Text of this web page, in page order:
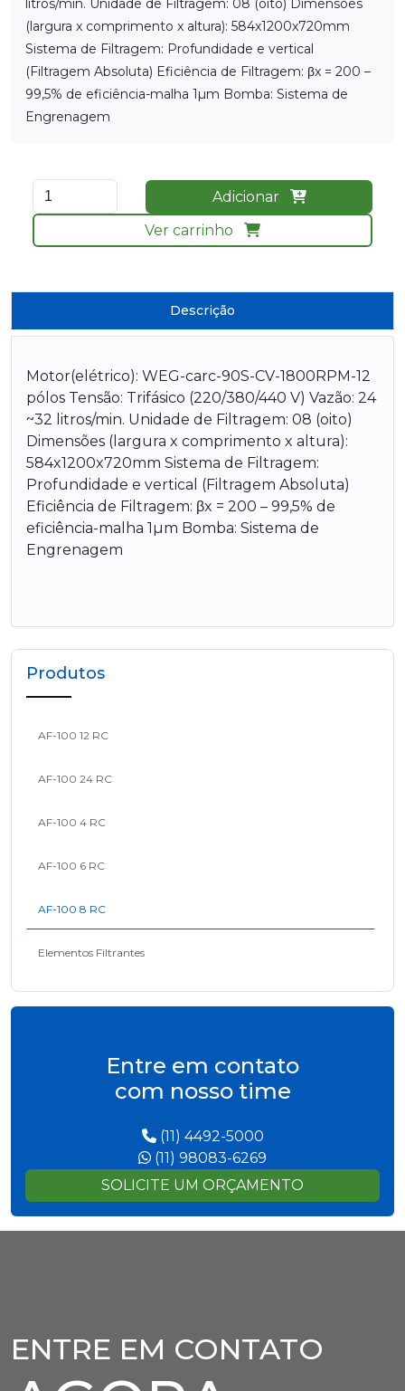
litros/min. Unidade de Filtragem: 08 (oito) Dimensões
(largura x comprimento x altura): 584x1200x720mm
Sistema de Filtragem: Profundidade e vertical
(Filtragem Absoluta) Eficiência de Filtragem: βx = 200 –
99,5% de eficiência-malha 1µm Bomba: Sistema de
Engrenagem
Adicionar
Ver carrinho
Descrição
Motor(elétrico): WEG-carc-90S-CV-1800RPM-12
pólos Tensão: Trifásico (220/380/440 V) Vazão: 24
~32 litros/min. Unidade de Filtragem: 08 (oito)
Dimensões (largura x comprimento x altura):
584x1200x720mm Sistema de Filtragem:
Profundidade e vertical (Filtragem Absoluta)
Eficiência de Filtragem: βx = 200 – 99,5% de
eficiência-malha 1µm Bomba: Sistema de
Engrenagem
Produtos
AF-100 12 RC
AF-100 24 RC
AF-100 4 RC
AF-100 6 RC
AF-100 8 RC
Elementos Filtrantes
Entre em contato
com nosso time
(11) 4492-5000
(11) 98083-6269
SOLICITE UM ORÇAMENTO
ENTRE EM CONTATO